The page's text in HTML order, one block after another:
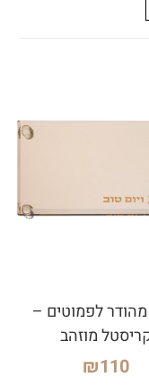
לפמוטים –
מוזהב
₪110